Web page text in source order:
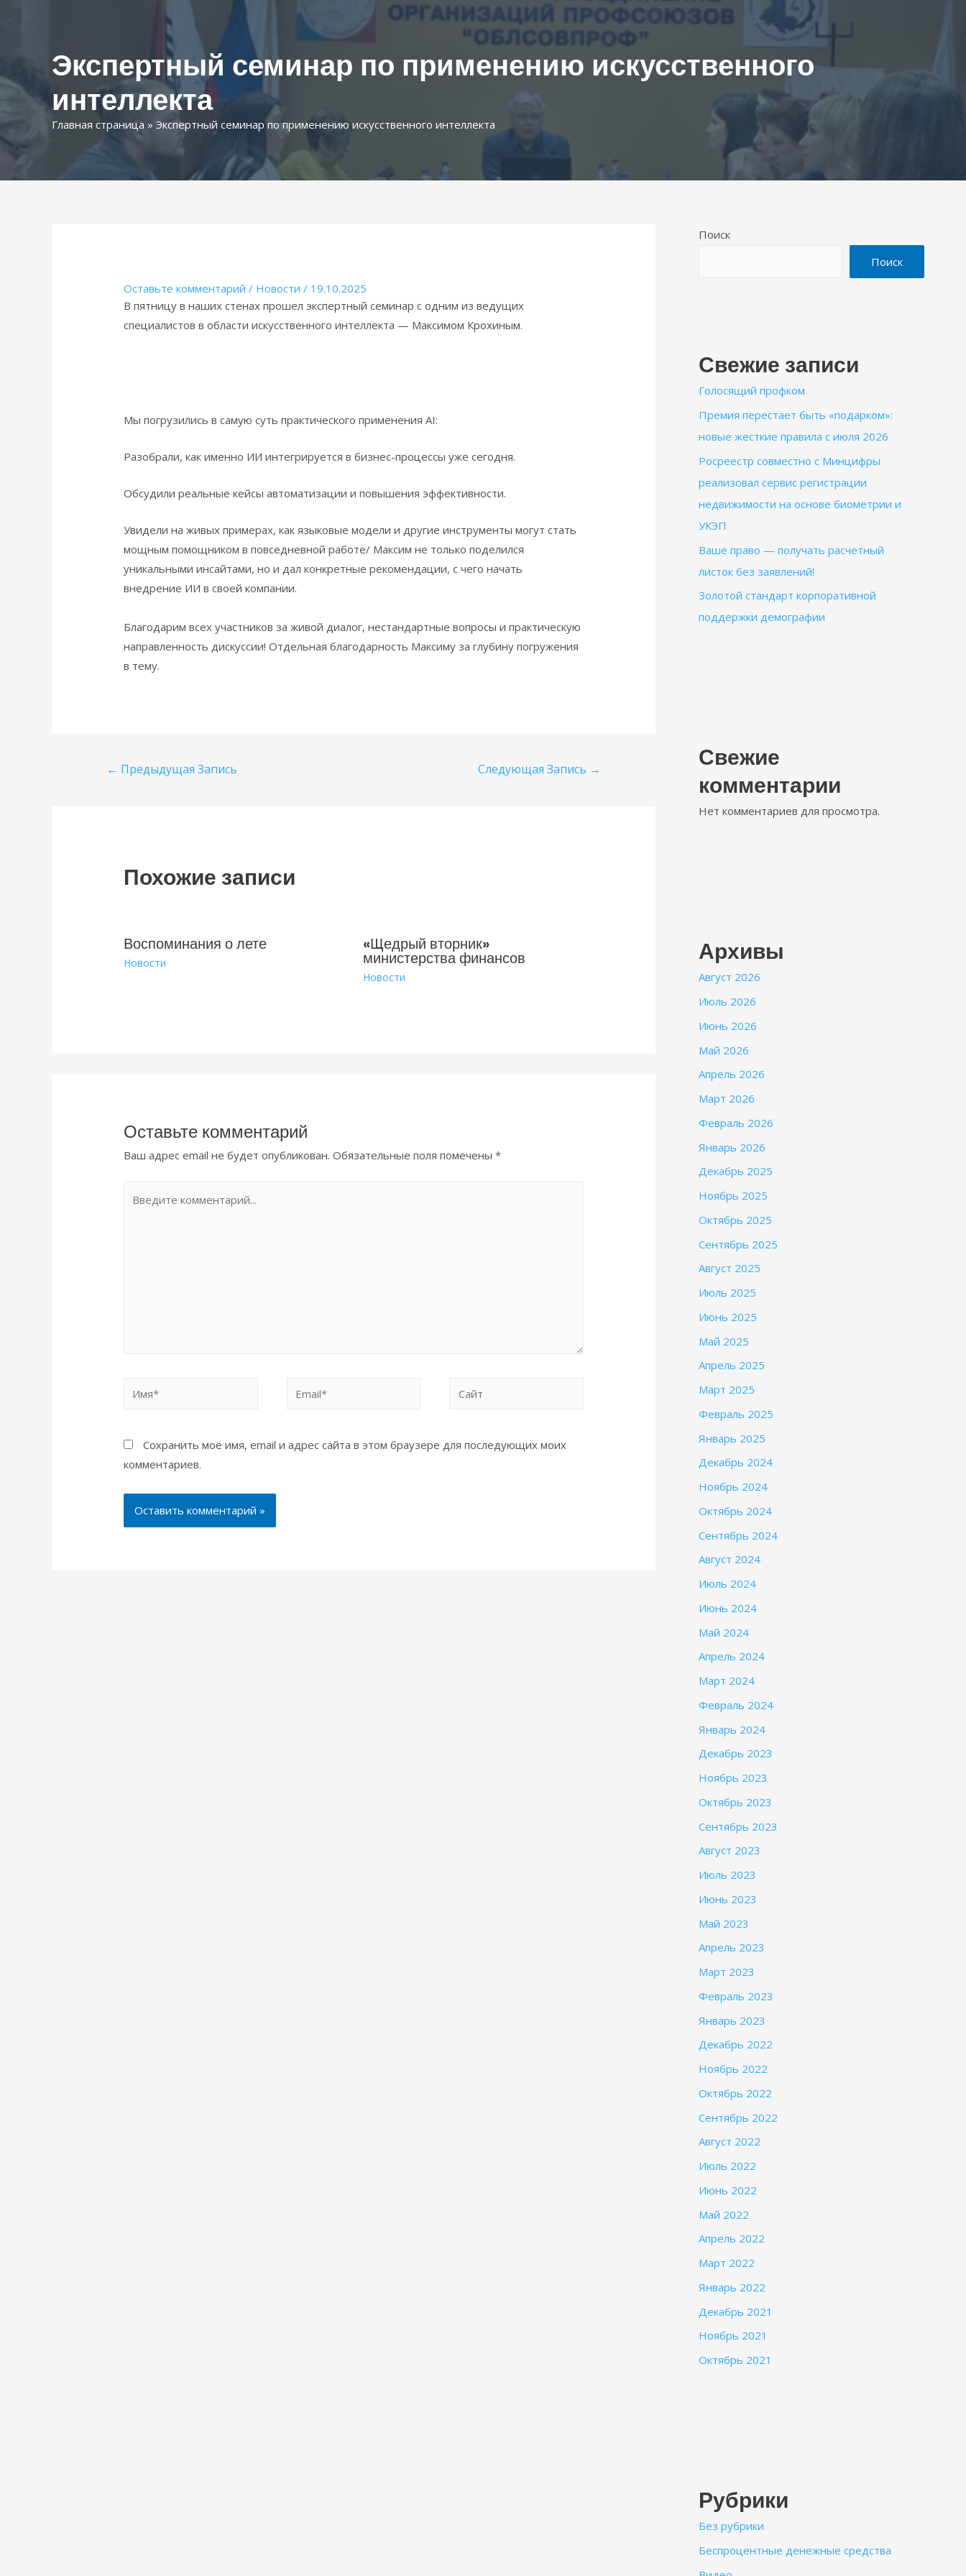
Экспертный семинар по применению искусственного
интеллекта
Главная страница » Экспертный семинар по применению искусственного интеллекта
Оставьте комментарий / Новости / 19.10.2025
В пятницу в наших стенах прошел экспертный семинар с одним из ведущих
специалистов в области искусственного интеллекта — Максимом Крохиным.
Мы погрузились в самую суть практического применения AI:
Разобрали, как именно ИИ интегрируется в бизнес-процессы уже сегодня.
Обсудили реальные кейсы автоматизации и повышения эффективности.
Увидели на живых примерах, как языковые модели и другие инструменты могут стать
мощным помощником в повседневной работе/ Максим не только поделился
уникальными инсайтами, но и дал конкретные рекомендации, с чего начать
внедрение ИИ в своей компании.
Благодарим всех участников за живой диалог, нестандартные вопросы и практическую
направленность дискуссии! Отдельная благодарность Максиму за глубину погружения
в тему.
Навигация
← Предыдущая Запись Следующая Запись →
Похожие записи
Воспоминания о лете
Новости
«Щедрый вторник»
министерства финансов
Новости
Оставьте комментарий
Ваш адрес email не будет опубликован. Обязательные поля помечены*
комментарий...
Сохранить моё имя, email и адрес сайта в этом браузере для последующих моих
комментариев.
Поиск
Поиск
Свежие записи
Голосящий профком
Премия перестает быть «подарком»:
новые жесткие правила с июля 2026
Росреестр совместно с Минцифры
реализовал сервис регистрации
недвижимости на основе биометрии и
УКЭП
Ваше право — получать расчетный
листок без заявлений!
Золотой стандарт корпоративной
поддержки демографии
Свежие
комментарии
Нет комментариев для просмотра.
Архивы
Август 2026
Июль 2026
Июнь 2026
Май 2026
Апрель 2026
Март 2026
Февраль 2026
Январь 2026
Декабрь 2025
Ноябрь 2025
Октябрь 2025
Сентябрь 2025
Август 2025
Июль 2025
Июнь 2025
Май 2025
Апрель 2025
Март 2025
Февраль 2025
Январь 2025
Декабрь 2024
Ноябрь 2024
Октябрь 2024
Сентябрь 2024
Август 2024
Июль 2024
Июнь 2024
Май 2024
Апрель 2024
Март 2024
Февраль 2024
Январь 2024
Декабрь 2023
Ноябрь 2023
Октябрь 2023
Сентябрь 2023
Август 2023
Июль 2023
Июнь 2023
Май 2023
Апрель 2023
Март 2023
Февраль 2023
Январь 2023
Декабрь 2022
Ноябрь 2022
Октябрь 2022
Сентябрь 2022
Август 2022
Июль 2022
Июнь 2022
Май 2022
Апрель 2022
Март 2022
Январь 2022
Декабрь 2021
Ноябрь 2021
Октябрь 2021
Рубрики
Без рубрики
Беспроцентные денежные средства